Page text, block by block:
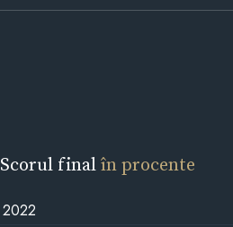
Scorul finalîn procente
2022